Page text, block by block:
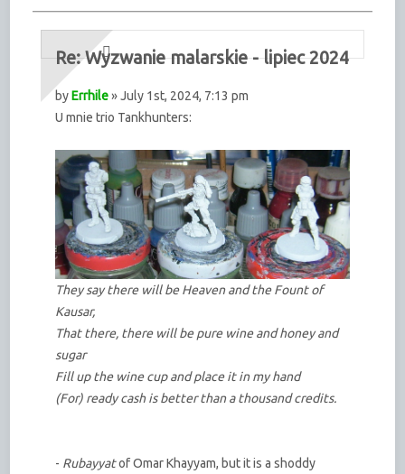
Re: Wyzwanie malarskie - lipiec 2024
byErrhile» July 1st, 2024, 7:13 pm
U mnie trio Tankhunters:
They say there will be Heaven and the Fount of
Kausar,
That there, there will be pure wine and honey and
sugar
Fill up the wine cup and place it in my hand
(For) ready cash is better than a thousand credits.
- Rubayyatof Omar Khayyam, but it is a shoddy